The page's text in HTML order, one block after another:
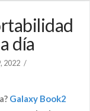
día
2022
Galaxy Book2